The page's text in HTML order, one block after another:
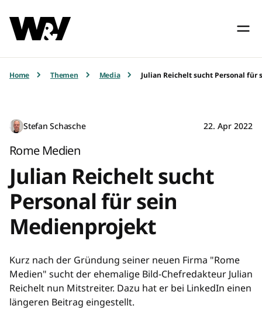
Home Themen Media Julian Reichelt sucht Personal für
Stefan Schasche 22. Apr 2022
Rome Medien
Julian Reichelt sucht
Personal für sein
Medienprojekt
Kurz nach der Gründung seiner neuen Firma "Rome
Medien" sucht der ehemalige Bild-Chefredakteur Julian
Reichelt nun Mitstreiter. Dazu hat er bei LinkedIn einen
längeren Beitrag eingestellt.